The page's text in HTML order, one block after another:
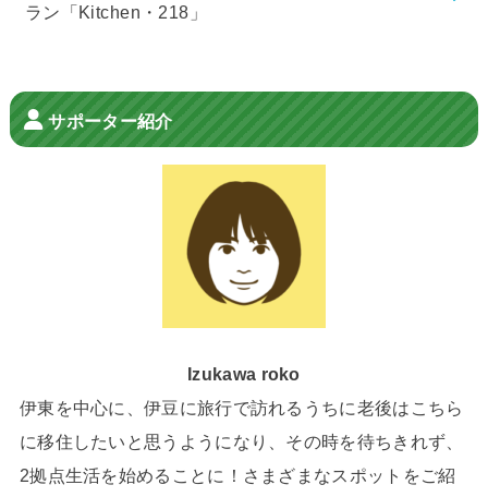
ラン「Kitchen・218」
サポーター紹介
Izukawa roko
伊東を中心に、伊豆に旅行で訪れるうちに老後はこちら
に移住したいと思うようになり、その時を待ちきれず、
2拠点生活を始めることに！さまざまなスポットをご紹